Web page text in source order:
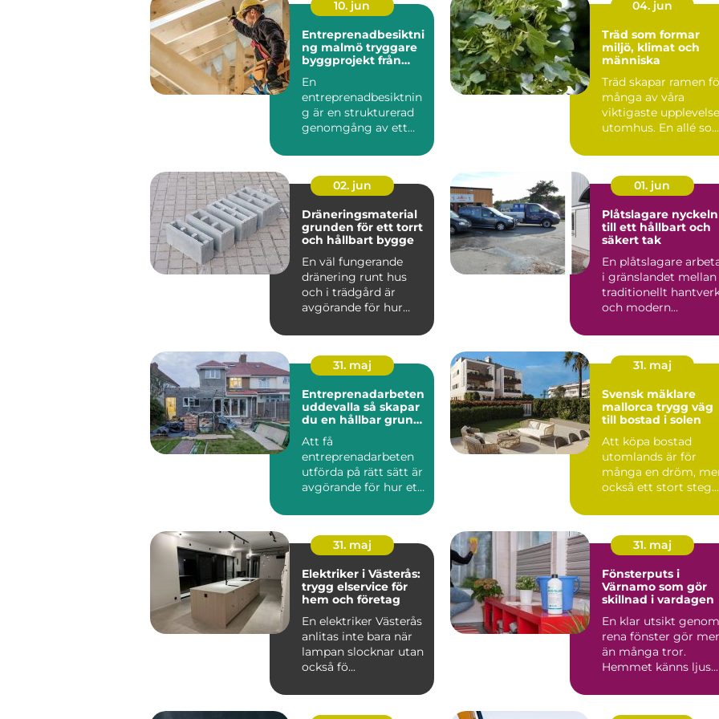
10. jun
Entreprenadbesiktni
ng malmö tryggare
byggprojekt från
En
entreprenadbesiktnin
g är en strukturerad
genomgång av ett
pågående
byggprojekt...
04. jun
Träd som formar
miljö, klimat och
människa
Träd skapar ramen
många av våra
viktigaste
utomhus. En allé som
...
02. jun
Dräneringsmaterial
grunden för ett torrt
och hållbart bygge
En väl fungerande
dränering runt hus
och i trädgård är
avgörande för hur
håller och...
01. jun
Plåtslagare nyckeln
till ett hållbart och
säkert tak
En plåtslagare
i gränslandet mellan
traditionellt
och modern
hand...
31. maj
Entreprenadarbeten
uddevalla så skapar
du en hållbar grund
Att få
entreprenadarbeten
utförda på rätt sätt är
avgörande för hur ett
lång sikt...
31. maj
Svensk mäklare
mallorca trygg väg
till bostad i solen
Att köpa bostad
utomlands är för
många en dröm,
också ett stort steg.
och ...
31. maj
Elektriker i Västerås:
trygg elservice för
hem och företag
En elektriker Västerås
anlitas inte bara när
lampan slocknar utan
också fö...
31. maj
Fönsterputs i
Värnamo som gör
skillnad i vardagen
En klar utsikt genom
rena fönster gör mer
än många tror.
Hemmet känns ljus...